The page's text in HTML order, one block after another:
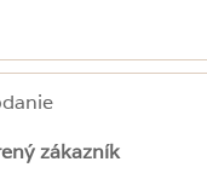
zákazník